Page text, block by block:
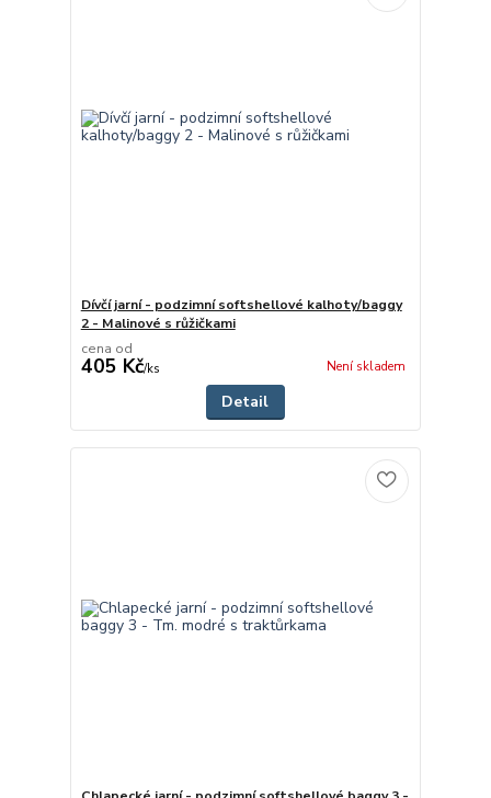
Dívčí jarní - podzimní softshellové kalhoty/baggy
2 - Malinové s růžičkami
cena od
405 Kč/ks Není skladem
Detail